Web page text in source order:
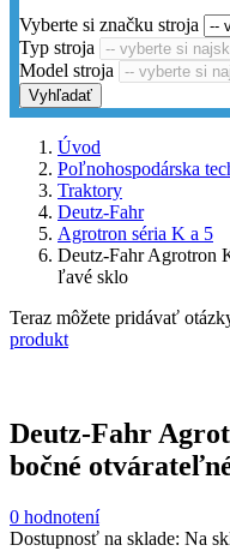
Vyberte si značku stroja
Typ stroja
Model stroja
Vyhľadať
Úvod
Poľnohospodárska
Traktory
Deutz-Fahr
Agrotron séria K a 5
Deutz-Fahr Agrotron
ľavé sklo
Teraz môžete pridávať
produkt
Deutz-Fahr
bočné
0 hodnotení
Dostupnosť na sklade: Na